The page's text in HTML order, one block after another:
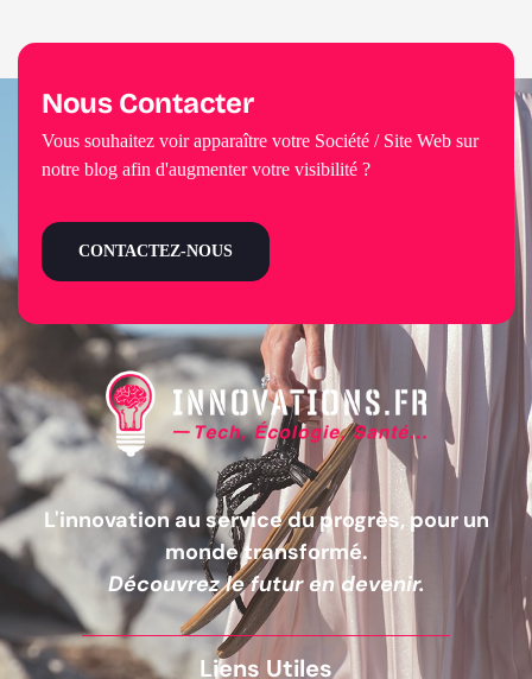
L'innovation au service du progrès, pour un
monde transformé.
Découvrez le futur en devenir.
Liens Utiles
Nous Contacter
Vous souhaitez voir apparaître votre Société / Site Web sur
notre blog afin d'augmenter votre visibilité ?
CONTACTEZ-NOUS